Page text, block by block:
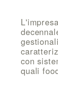
con
quali